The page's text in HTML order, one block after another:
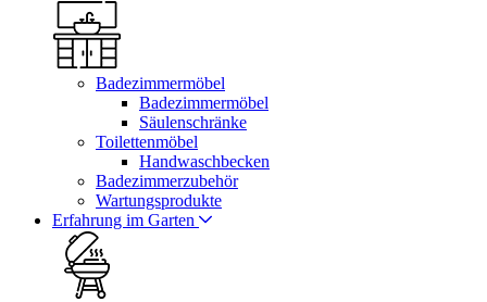
Badezimmermöbel
Badezimmermöbel
Säulenschränke
Toilettenmöbel
Handwaschbecken
Badezimmerzubehör
Wartungsprodukte
Erfahrung im Garten